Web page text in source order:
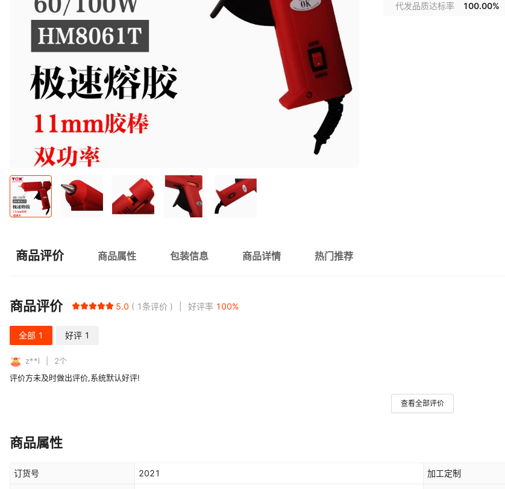
代发品质达标率
100.00%
商品评价 商品属性 包装信息 商品详情 热门推荐
商品评价 5.0 1条评价 好评率 100%
全部 1 好评 1
z**l 2个
评价方未及时做出评价,系统默认好评!
查看全部评价
商品属性
订货号 2021 加工定制